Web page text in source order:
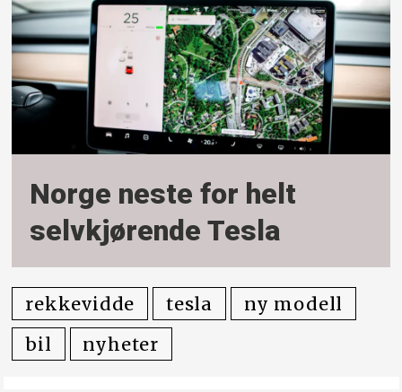
Norge neste for helt
selvkjørende Tesla
rekkevidde tesla
ny modell
bil
nyheter